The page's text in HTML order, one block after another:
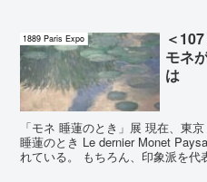
1889 Paris Expo
＜
モネ
は
「モネ 睡蓮のとき」展 現在、東
睡蓮のとき Le dernier Monet
れている。 もちろん、印象派を